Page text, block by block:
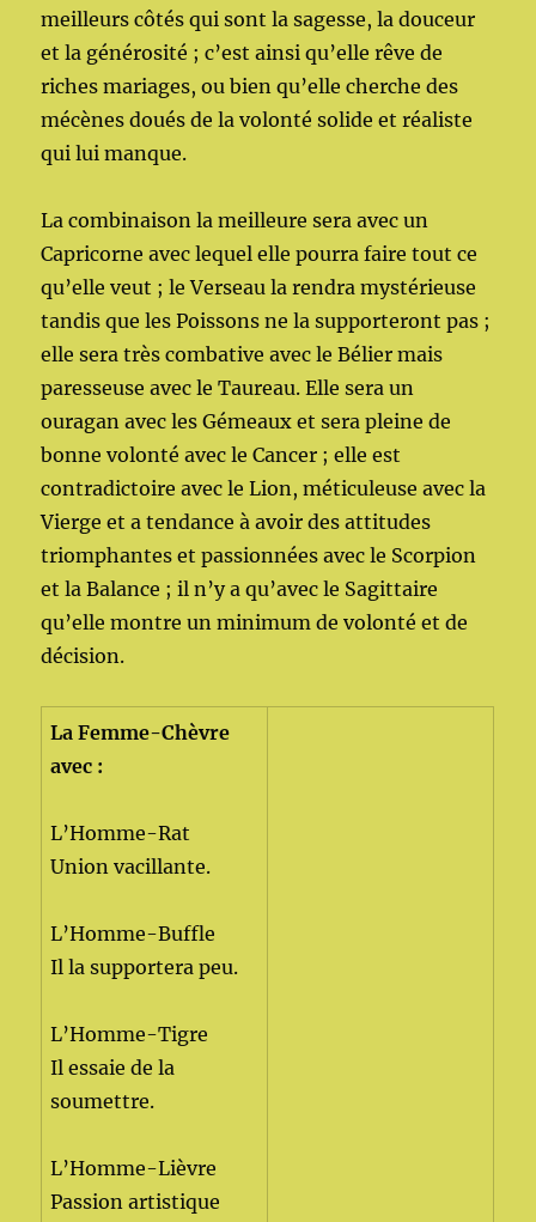
meilleurs côtés qui sont la sagesse, la douceur
et la générosité ; c’est ainsi qu’elle rêve de
riches mariages, ou bien qu’elle cherche des
mécènes doués de la volonté solide et réaliste
qui lui manque.
La combinaison la meilleure sera avec un
Capricorne avec lequel elle pourra faire tout ce
qu’elle veut ; le Verseau la rendra mystérieuse
tandis que les Poissons ne la supporteront pas ;
elle sera très combative avec le Bélier mais
paresseuse avec le Taureau. Elle sera un
ouragan avec les Gémeaux et sera pleine de
bonne volonté avec le Cancer ; elle est
contradictoire avec le Lion, méticuleuse avec la
Vierge et a tendance à avoir des attitudes
triomphantes et passionnées avec le Scorpion
et la Balance ; il n’y a qu’avec le Sagittaire
qu’elle montre un minimum de volonté et de
décision.
La Femme-Chèvre
avec :
L’Homme-Rat
Union vacillante.
L’Homme-Buffle
Il la supportera peu.
L’Homme-Tigre
Il essaie de la
soumettre.
L’Homme-Lièvre
Passion artistique